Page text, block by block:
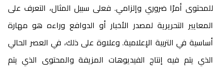
للمحتوى أمرًا ضروري وإلزامي. فعلى سبيل المثال، التعرف على
المعايير التحريرية لمصدر الأخبار أو الدوافع وراءه هو مهارة
أساسية في التربية الإعلامية. وعلاوة على ذلك، في العصر الحالي
الذي يتم فيه إنتاج الفيديوهات المزيفة والمحتوى الذي يتم